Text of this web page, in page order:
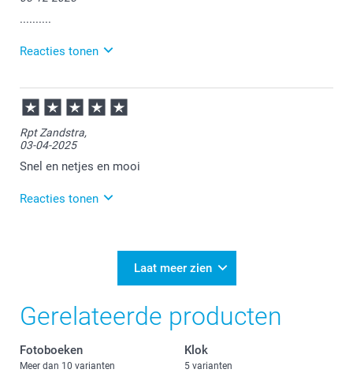
..........
Reacties tonen
08-12-2025
16:34
Veel plezier van je bestelling !
Rpt Zandstra,
03-04-2025
Snel en netjes en mooi
Reacties tonen
Bedankt voor je review. Heel fijn om te horen dat je
Laat meer zien
Gerelateerde producten
Fotoboeken
Meer dan 10 varianten
Klok
5 varianten